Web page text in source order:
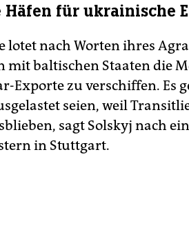
Häfen für ukrainische
lotet nach Worten ihres
mit baltischen Staaten die
Exporte zu verschiffen. Es
seien, weil
sagt Solskyj nach
in Stuttgart.